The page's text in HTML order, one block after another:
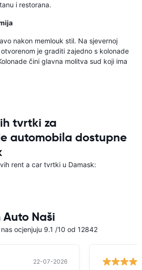
i restorana.
nakon memlouk stil. Na sjevernoj
je graditi zajedno s kolonade
čini glavna molitva sud koji ima
tvrtki za
automobila dostupne
rent a car tvrtki u Damask:
Naši
ocjenjuju 9.1 /10 od 12842
22-07-2026